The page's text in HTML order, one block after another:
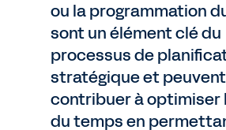
ou la programmation
sont un élément clé du
processus de
stratégique et peuvent
contribuer à optimiser
du temps en